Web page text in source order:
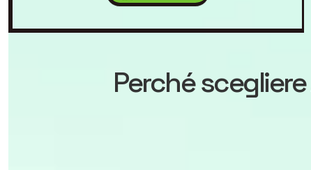
Perché scegliere